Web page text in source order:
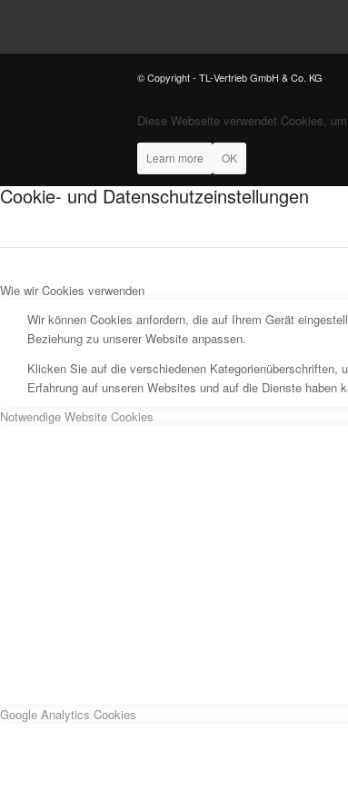
© Copyright - TL-Vertrieb GmbH & Co. KG
Diese Webseite verwendet Cookies,
Learn more OK
Cookie- und Datenschutzeinstellungen
Wie wir Cookies verwenden
Wir können Cookies anfordern, die auf Ihrem Gerät
Beziehung zu unserer Website anpassen.
Klicken Sie auf die verschiedenen
Erfahrung auf unseren Websites und auf die Dienste haben
Notwendige Website Cookies
Google Analytics Cookies